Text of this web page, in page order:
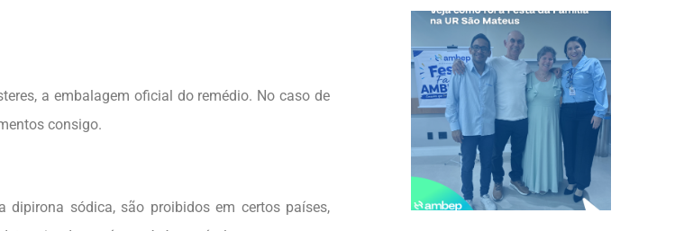
a embalagem oficial do remédio. No caso de
consigo.
sódica, são proibidos em certos países,